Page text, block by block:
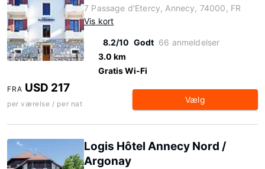
7 Passage d'Etercy, Annecy, 74000, FR
Vis kort
8.2/10 Godt 66 anmeldelser
3.0 km
Gratis Wi-Fi
FRA USD 217
per værelse / per nat Vælg
Logis Hôtel Annecy Nord /
Argonay